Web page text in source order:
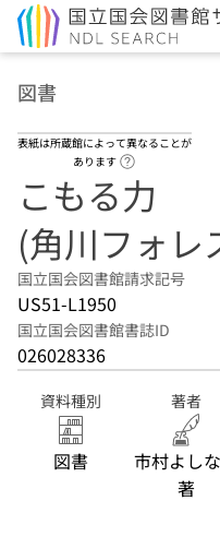
図書
表紙は所蔵館によって異なることが
あります
こもる力
(角川フォレ
国立国会図書館請求記号
US51-L1950
国立国会図書館書誌ID
026028336
資料種別
図書
著者
市村よし
著